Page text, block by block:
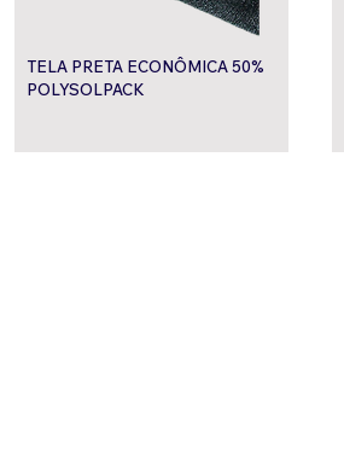
TELA PRETA ECONÔMICA 50%
POLYSOLPACK